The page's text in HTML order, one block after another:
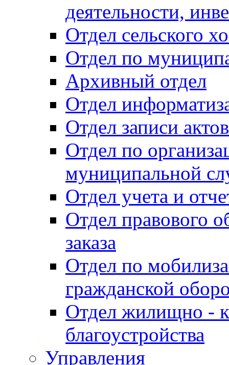
деятельности,
Отдел сельского
Отдел по
Архивный отдел
Отдел
Отдел записи
Отдел по
муниципальной
Отдел учета и
Отдел правового
заказа
Отдел по
гражданской
Отдел жилищно -
благоустройства
Управления